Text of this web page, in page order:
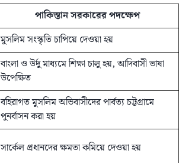
পাকিস্তান সরকারের পদক্ষেপ
মুসলিম সংস্কৃতি চাপিয়ে দেওয়া হয়
বাংলা ও উর্দু মাধ্যমে শিক্ষা চালু হয়, আদিবাসী ভাষা
উপেক্ষিত
বহিরাগত মুসলিম অভিবাসীদের পার্বত্য চট্টগ্রামে
পুনর্বাসন করা হয়
সার্কেল প্রধানদের ক্ষমতা কমিয়ে দেওয়া হয়